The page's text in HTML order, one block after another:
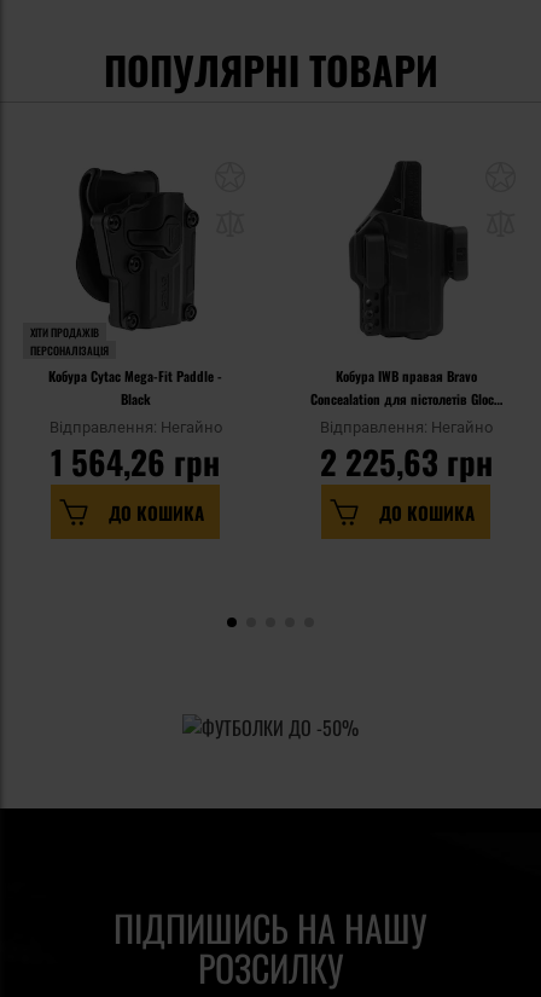
ПОПУЛЯРНІ ТОВАРИ
ХІТИ ПРОДАЖІВ
ПЕРСОНАЛІЗАЦІЯ
Кобура Cytac Mega-Fit Paddle -
Black
Відправлення: Негайно
1 564,26 грн
ДО КОШИКА
Кобура IWB правая Bravo
Concealation для пістолетів Glock
19/23/32/45 - Black
Відправлення: Негайно
2 225,63 грн
ДО КОШИКА
ПІДПИШИСЬ НА НАШУ
РОЗСИЛКУ